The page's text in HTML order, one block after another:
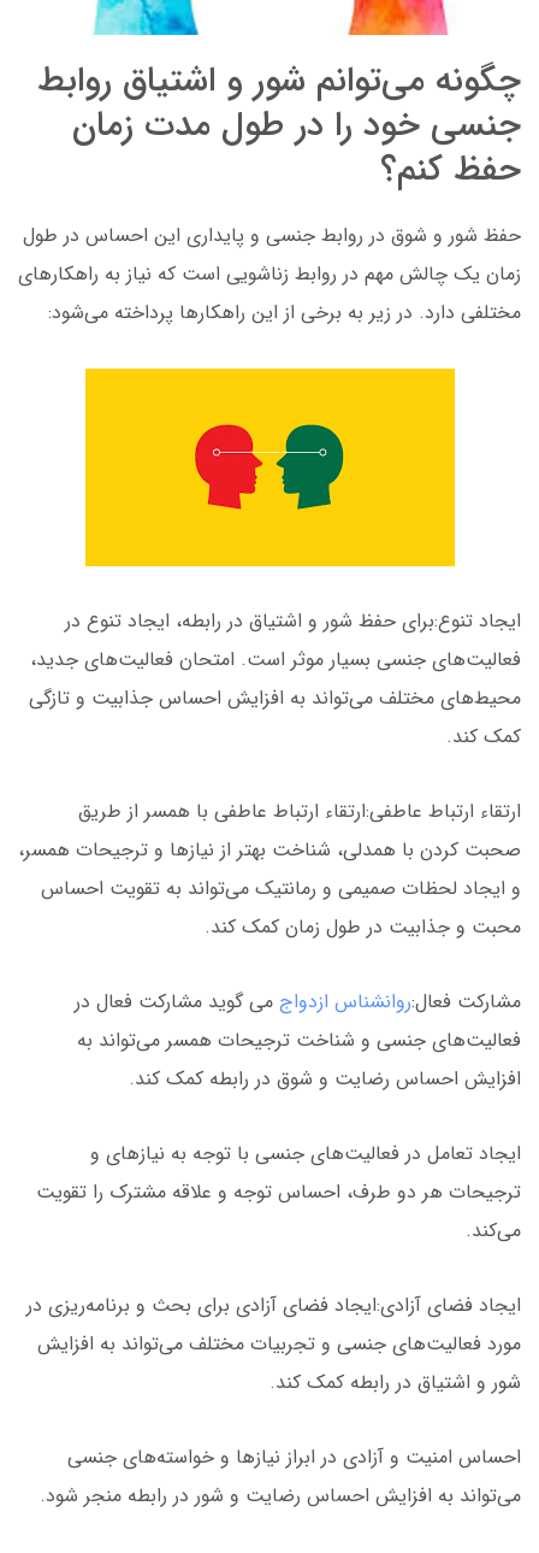
چگونه می‌توانم شور و اشتیاق روابط
جنسی خود را در طول مدت زمان
حفظ کنم؟
حفظ شور و شوق در روابط جنسی و پایداری این احساس در طول
زمان یک چالش مهم در روابط زناشویی است که نیاز به راهکارهای
مختلفی دارد. در زیر به برخی از این راهکارها پرداخته می‌شود:
ایجاد تنوع:برای حفظ شور و اشتیاق در رابطه، ایجاد تنوع در
فعالیت‌های جنسی بسیار موثر است. امتحان فعالیت‌های جدید،
محیط‌های مختلف می‌تواند به افزایش احساس جذابیت و تازگی
کمک کند.
ارتقاء ارتباط عاطفی:ارتقاء ارتباط عاطفی با همسر از طریق
صحبت کردن با همدلی، شناخت بهتر از نیازها و ترجیحات همسر،
و ایجاد لحظات صمیمی و رمانتیک می‌تواند به تقویت احساس
محبت و جذابیت در طول زمان کمک کند.
مشارکت فعال:روانشناس ازدواج می گوید مشارکت فعال در
فعالیت‌های جنسی و شناخت ترجیحات همسر می‌تواند به
افزایش احساس رضایت و شوق در رابطه کمک کند.
ایجاد تعامل در فعالیت‌های جنسی با توجه به نیازهای و
ترجیحات هر دو طرف، احساس توجه و علاقه مشترک را تقویت
می‌کند.
ایجاد فضای آزادی:ایجاد فضای آزادی برای بحث و برنامه‌ریزی در
مورد فعالیت‌های جنسی و تجربیات مختلف می‌تواند به افزایش
شور و اشتیاق در رابطه کمک کند.
احساس امنیت و آزادی در ابراز نیازها و خواسته‌های جنسی
می‌تواند به افزایش احساس رضایت و شور در رابطه منجر شود.